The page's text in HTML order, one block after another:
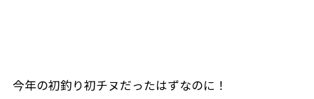
今年の初釣り初チヌだったはずなのに！